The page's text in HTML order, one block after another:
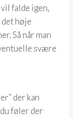
falde igen,
høje
Så når man
svære
der kan
føler der